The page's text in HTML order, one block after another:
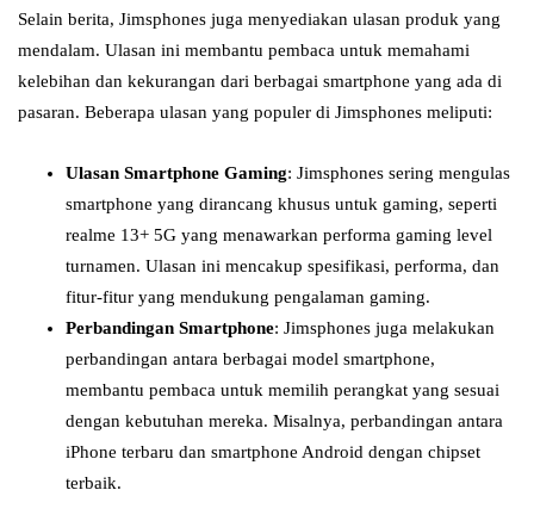
Selain berita, Jimsphones juga menyediakan ulasan produk yang
mendalam. Ulasan ini membantu pembaca untuk memahami
kelebihan dan kekurangan dari berbagai smartphone yang ada di
pasaran. Beberapa ulasan yang populer di Jimsphones meliputi:
Ulasan Smartphone Gaming: Jimsphones sering mengulas
smartphone yang dirancang khusus untuk gaming, seperti
realme 13+ 5G yang menawarkan performa gaming level
turnamen. Ulasan ini mencakup spesifikasi, performa, dan
fitur-fitur yang mendukung pengalaman gaming.
Perbandingan Smartphone: Jimsphones juga melakukan
perbandingan antara berbagai model smartphone,
membantu pembaca untuk memilih perangkat yang sesuai
dengan kebutuhan mereka. Misalnya, perbandingan antara
iPhone terbaru dan smartphone Android dengan chipset
terbaik.